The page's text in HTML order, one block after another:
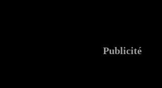
Publicité